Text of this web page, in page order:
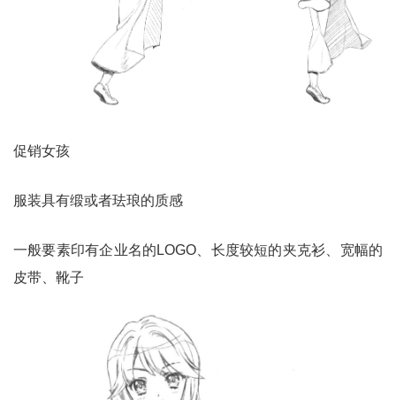
促销女孩
服装具有缎或者珐琅的质感
一般要素印有企业名的LOGO、长度较短的夹克衫、宽幅的
皮带、靴子